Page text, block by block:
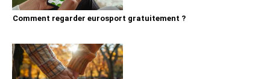
Comment regarder eurosport gratuitement ?